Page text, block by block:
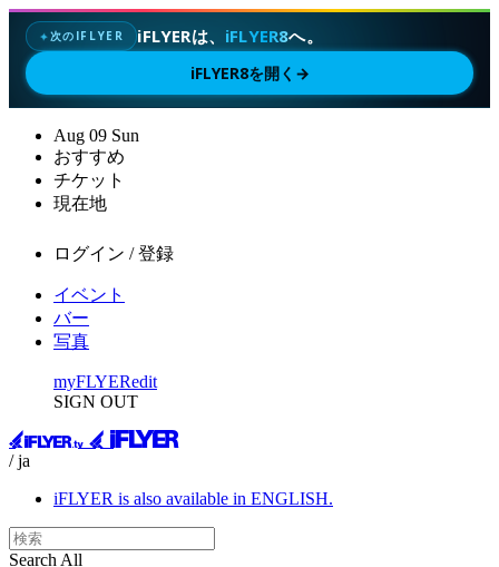
✦次のIFLYER iFLYERは、 iFLYER8へ。
iFLYER8を開く →
Aug 09 Sun
おすすめ
チケット
現在地
ログイン / 登録
イベント
バー
写真
myFLYERedit
SIGN OUT
/ ja
iFLYER is also available in ENGLISH.
Search All